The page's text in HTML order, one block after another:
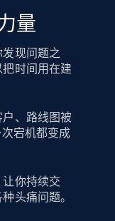
量
现问题之
时间用在建
、路线图被
宕机都变成
你持续交
头痛问题。